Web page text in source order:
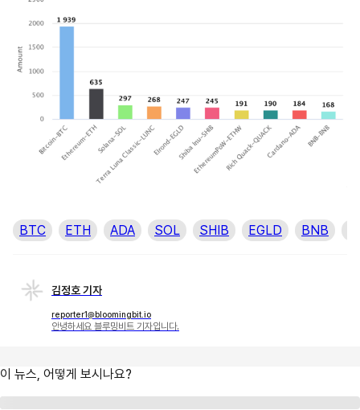
BTC ETH ADA SOL SHIB EGLD BNB
김정호 기자
reporter1@bloomingbit.io
안녕하세요 블루밍비트 기자입니다.
이 뉴스, 어떻게 보시나요?